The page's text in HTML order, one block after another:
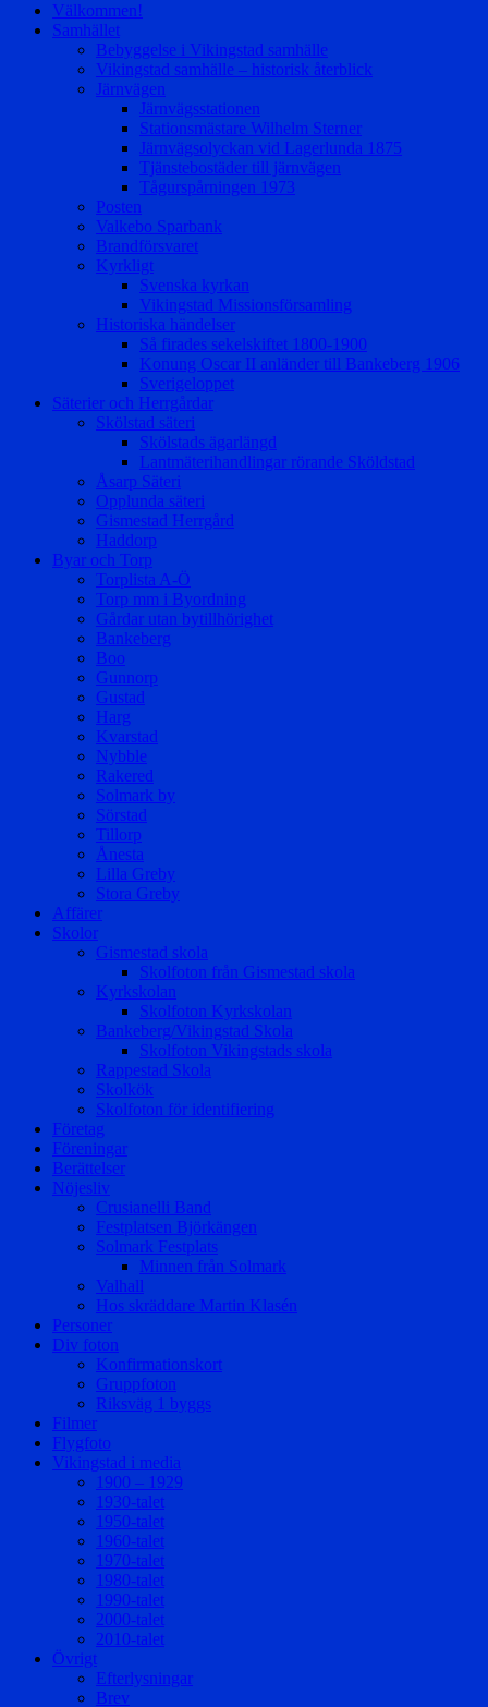
Välkommen!
Samhället
Bebyggelse i Vikingstad samhälle
Vikingstad samhälle – historisk återblick
Järnvägen
Järnvägsstationen
Stationsmästare Wilhelm Sterner
Järnvägsolyckan vid Lagerlunda 1875
Tjänstebostäder till järnvägen
Tågurspårningen 1973
Posten
Valkebo Sparbank
Brandförsvaret
Kyrkligt
Svenska kyrkan
Vikingstad Missionsförsamling
Historiska händelser
Så firades sekelskiftet 1800-1900
Konung Oscar II anländer till Bankeberg 1906
Sverigeloppet
Säterier och Herrgårdar
Skölstad säteri
Skölstads ägarlängd
Lantmäterihandlingar rörande Sköldstad
Åsarp Säteri
Opplunda säteri
Gismestad Herrgård
Haddorp
Byar och Torp
Torplista A-Ö
Torp mm i Byordning
Gårdar utan bytillhörighet
Bankeberg
Boo
Gunnorp
Gustad
Harg
Kvarstad
Nybble
Rakered
Solmark by
Sörstad
Tillorp
Ånesta
Lilla Greby
Stora Greby
Affärer
Skolor
Gismestad skola
Skolfoton från Gismestad skola
Kyrkskolan
Skolfoton Kyrkskolan
Bankeberg/Vikingstad Skola
Skolfoton Vikingstads skola
Rappestad Skola
Skolkök
Skolfoton för identifiering
Företag
Föreningar
Berättelser
Nöjesliv
Crusianelli Band
Festplatsen Björkängen
Solmark Festplats
Minnen från Solmark
Valhall
Hos skräddare Martin Klasén
Personer
Div foton
Konfirmationskort
Gruppfoton
Riksväg 1 byggs
Filmer
Flygfoto
Vikingstad i media
1900 – 1929
1930-talet
1950-talet
1960-talet
1970-talet
1980-talet
1990-talet
2000-talet
2010-talet
Övrigt
Efterlysningar
Brev